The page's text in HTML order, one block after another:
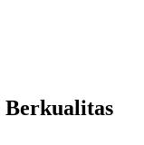
Berkualitas